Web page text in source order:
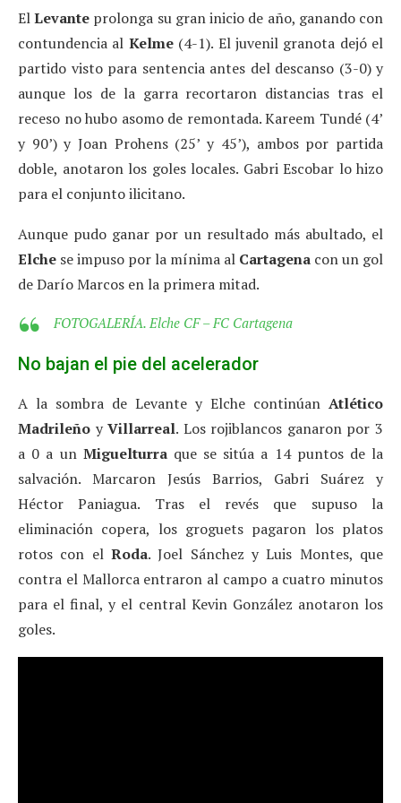
ElLevante prolonga su gran inicio de año, ganando con
contundencia al Kelme(4-1). El juvenil granota dejó el
partido visto para sentencia antes del descanso (3-0) y
aunque los de la garra recortaron distancias tras el
receso no hubo asomo de remontada. Kareem Tundé (4’
y 90’) y Joan Prohens (25’ y 45’), ambos por partida
doble, anotaron los goles locales. Gabri Escobar lo hizo
para el conjunto ilicitano.
Aunque pudo ganar por un resultado más abultado, el
Elche se impuso por la mínima al Cartagena con un gol
de Darío Marcos en la primera mitad.
FOTOGALERÍA. Elche CF – FC Cartagena
No bajan el pie del acelerador
A la sombra de Levante y Elche continúan Atlético
Madrileño yVillarreal. Los rojiblancos ganaron por 3
a 0 a un Miguelturraque se sitúa a 14 puntos de la
salvación. Marcaron Jesús Barrios, Gabri Suárez y
Héctor Paniagua. Tras el revés que supuso la
eliminación copera, los groguets pagaron los platos
rotos con el Roda. Joel Sánchez y Luis Montes, que
contra el Mallorca entraron al campo a cuatro minutos
para el final, y el central Kevin González anotaron los
goles.